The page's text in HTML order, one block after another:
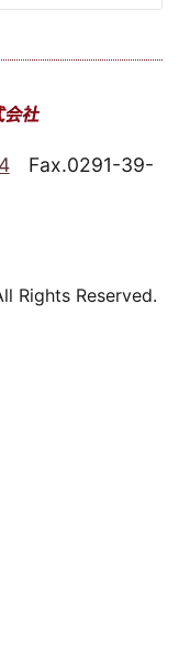
Fax.0291-39-
Rights Reserved.